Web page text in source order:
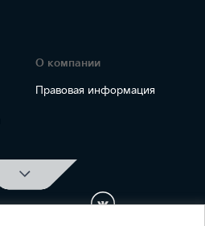
О компании
Правовая информация